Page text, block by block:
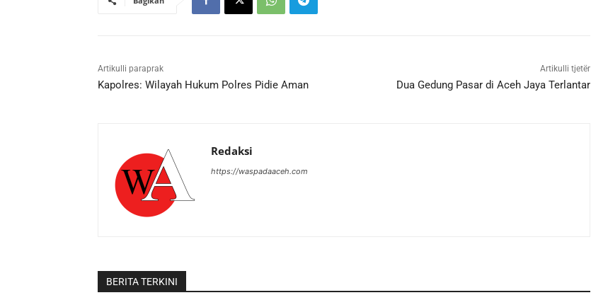
Artikulli paraprak
Kapolres: Wilayah Hukum Polres Pidie Aman
Artikulli tjetër
Dua Gedung Pasar di Aceh Jaya Terlantar
Redaksi
https://waspadaaceh.com
BERITA TERKINI